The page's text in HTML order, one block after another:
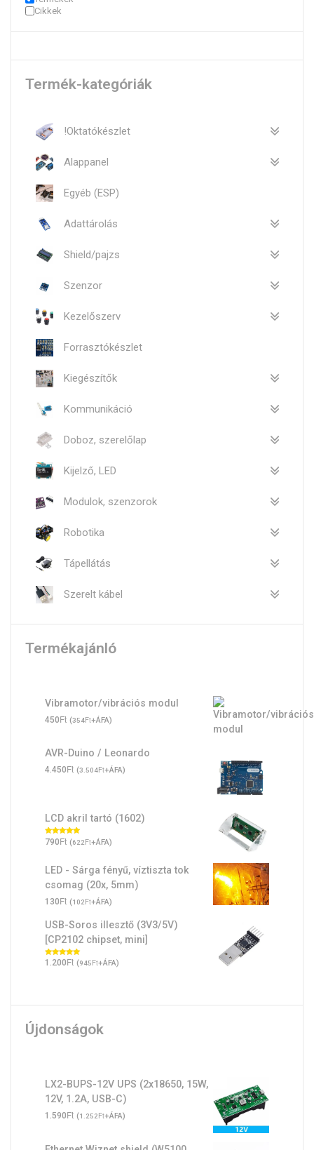
Cikkek
Termék-kategóriák
!Oktatókészlet
Alappanel
Egyéb (ESP)
Adattárolás
Shield/pajzs
Szenzor
Kezelőszerv
Forrasztókészlet
Kiegészítők
Kommunikáció
Doboz, szerelőlap
Kijelző, LED
Modulok, szenzorok
Robotika
Tápellátás
Szerelt kábel
Termékajánló
Vibramotor/vibrációs modul
450Ft (354Ft+ÁFA)
AVR-Duino / Leonardo
4.450Ft (3.504Ft+ÁFA)
LCD akril tartó (1602)
Értékelés:
5.00/ 5
790Ft (622Ft+ÁFA)
LED - Sárga fényű, víztiszta tok
csomag (20x, 5mm)
130Ft (102Ft+ÁFA)
USB-Soros illesztő (3V3/5V)
[CP2102 chipset, mini]
Értékelés:
5.00 / 5
1.200Ft (945Ft+ÁFA)
Újdonságok
LX2-BUPS-12V UPS (2x18650, 15W,
12V, 1.2A, USB-C)
1.590Ft (1.252Ft+ÁFA)